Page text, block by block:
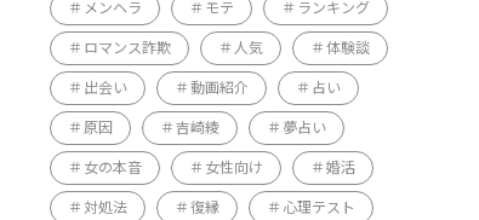
メンヘラ モテ ランキング
ロマンス詐欺 人気 体験談
出会い 動画紹介 占い
原因 吉崎綾 夢占い
女の本音 女性向け 婚活
対処法 復縁 心理テスト